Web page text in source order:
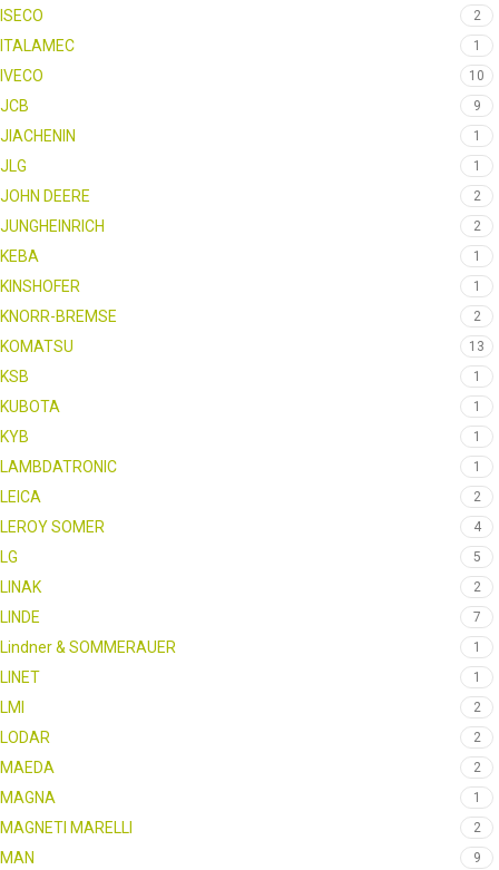
ISECO 2
ITALAMEC 1
IVECO 10
JCB 9
JIACHENIN 1
JLG 1
JOHN DEERE 2
JUNGHEINRICH 2
KEBA 1
KINSHOFER 1
KNORR-BREMSE 2
KOMATSU 13
KSB 1
KUBOTA 1
KYB 1
LAMBDATRONIC 1
LEICA 2
LEROY SOMER 4
LG 5
LINAK 2
LINDE 7
Lindner & SOMMERAUER 1
LINET 1
LMI 2
LODAR 2
MAEDA 2
MAGNA 1
MAGNETI MARELLI 2
MAN 9